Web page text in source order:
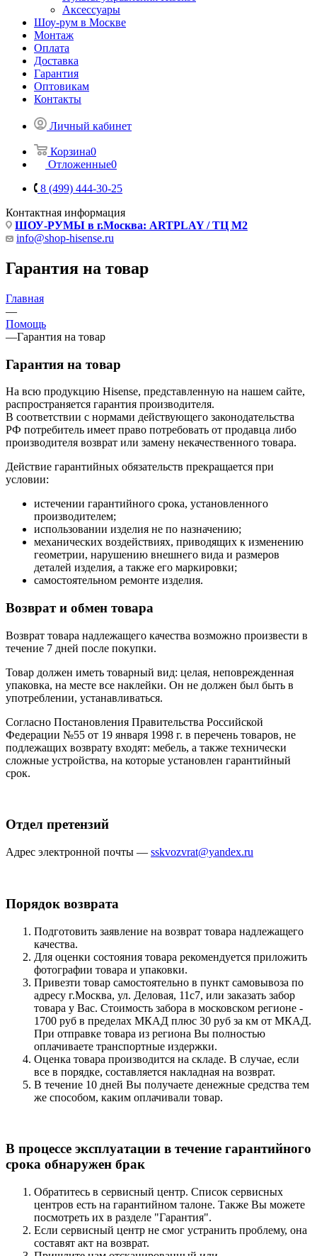
Аксессуары
Шоу-рум в Москве
Монтаж
Оплата
Доставка
Гарантия
Оптовикам
Контакты
Личный кабинет
Корзина0
Отложенные0
8 (499) 444-30-25
Контактная информация
ШОУ-РУМЫ в г.Москва: ARTPLAY / ТЦ М2
info@shop-hisense.ru
Гарантия на товар
Главная
—
Помощь
—Гарантия на товар
Гарантия на товар
На всю продукцию Hisense, представленную на нашем сайте,
распространяется гарантия производителя.
В соответствии с нормами действующего законодательства
РФ потребитель имеет право потребовать от продавца либо
производителя возврат или замену некачественного товара.
Действие гарантийных обязательств прекращается при
условии:
истечении гарантийного срока, установленного
производителем;
использовании изделия не по назначению;
механических воздействиях, приводящих к изменению
геометрии, нарушению внешнего вида и размеров
деталей изделия, а также его маркировки;
самостоятельном ремонте изделия.
Возврат и обмен товара
Возврат товара надлежащего качества возможно произвести в
течение 7 дней после покупки.
Товар должен иметь товарный вид: целая, неповрежденная
упаковка, на месте все наклейки. Он не должен был быть в
употреблении, устанавливаться.
Согласно Постановления Правительства Российской
Федерации №55 от 19 января 1998 г. в перечень товаров, не
подлежащих возврату входят: мебель, а также технически
сложные устройства, на которые установлен гарантийный
срок.
Отдел претензий
Адрес электронной почты — sskvozvrat@yandex.ru
Порядок возврата
Подготовить заявление на возврат товара надлежащего
качества.
Для оценки состояния товара рекомендуется приложить
фотографии товара и упаковки.
Привезти товар самостоятельно в пункт самовывоза по
адресу г.Москва, ул. Деловая, 11с7, или заказать забор
товара у Вас. Стоимость забора в московском регионе -
1700 руб в пределах МКАД плюс 30 руб за км от МКАД.
При отправке товара из региона Вы полностью
оплачиваете транспортные издержки.
Оценка товара производится на складе. В случае, если
все в порядке, составляется накладная на возврат.
В течение 10 дней Вы получаете денежные средства тем
же способом, каким оплачивали товар.
В процессе эксплуатации в течение гарантийного
срока обнаружен брак
Обратитесь в сервисный центр. Список сервисных
центров есть на гарантийном талоне. Также Вы можете
посмотреть их в разделе "Гарантия".
Если сервисный центр не смог устранить проблему, она
составят акт на возврат.